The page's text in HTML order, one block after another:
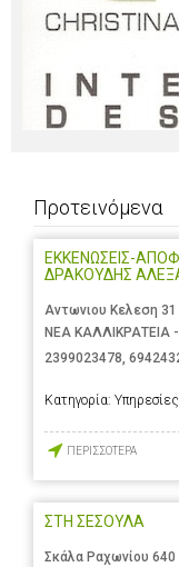
Προτεινόμενα
ΕΚΚΕΝΩΣΕΙΣ-
ΔΡΑΚΟΥΔΗΣ
Αντωνιου Κελεση 31
ΝΕΑ ΚΑΛΛΙΚΡΑΤΕΙΑ
2399023478,
Κατηγορία:
ΠΕΡΙΣΣΟΤΕΡΑ
ΣΤΗ ΣΕΣΟΥΛΑ
Σκάλα Ραχωνίου